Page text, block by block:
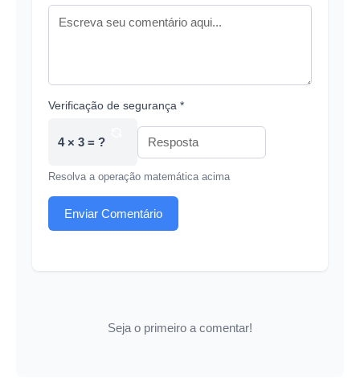
Verificação de segurança *
4 × 3 = ?
Resolva a operação matemática acima
Enviar Comentário
Seja o primeiro a comentar!